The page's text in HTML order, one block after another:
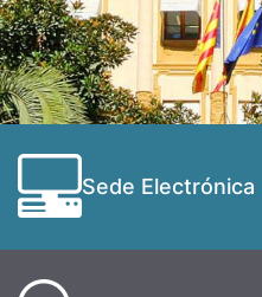
Sede Electrónica